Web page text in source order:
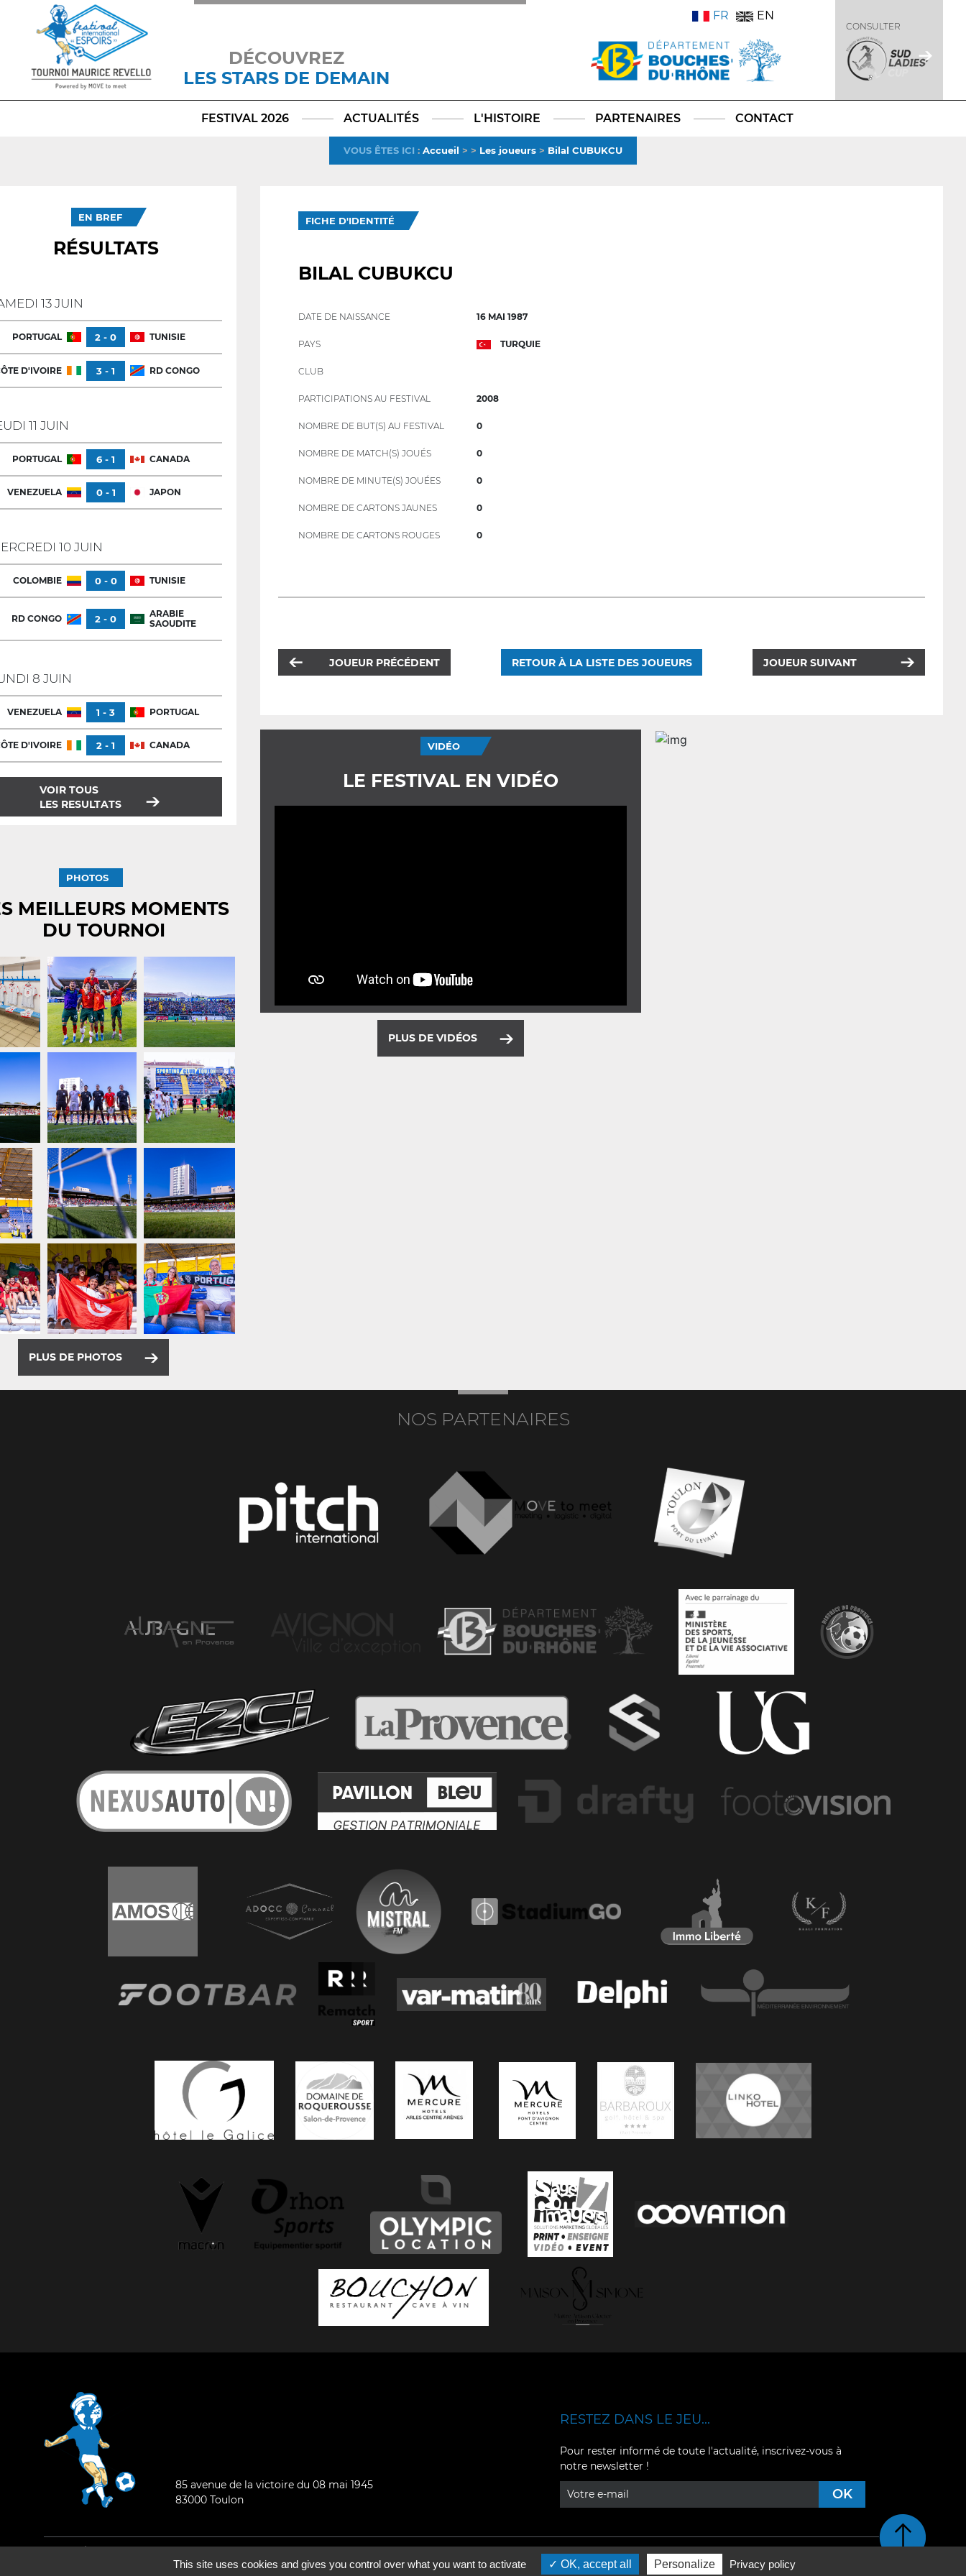
DÉCOUVREZ
LES STARS DE DEMAIN
TikTokLinkedIn
X
FR EN
CONSULTER
FESTIVAL 2026 ACTUALITÉS L'HISTOIRE PARTENAIRES CONTACT
VOUS ÊTES ICI : Accueil > > Les joueurs > Bilal CUBUKCU
EN BREF
RÉSULTATS
13 JUIN
PORTUGAL 2 - 0 TUNISIE
D'IVOIRE 3 - 1 RD CONGO
11 JUIN
PORTUGAL 6 - 1 CANADA
VENEZUELA 0 - 1 JAPON
10 JUIN
COLOMBIE 0 - 0 TUNISIE
RD CONGO 2 - 0
ARABIE
SAOUDITE
8 JUIN
VENEZUELA 1 - 3 PORTUGAL
D'IVOIRE 2 - 1 CANADA
VOIR TOUS
LES RESULTATS
PHOTOS
MEILLEURS MOMENTS
DU TOURNOI
PLUS DE PHOTOS
FICHE D'IDENTITÉ
BILAL CUBUKCU
DATE DE NAISSANCE 16 MAI 1987
PAYS TURQUIE
CLUB
PARTICIPATIONS AU FESTIVAL 2008
NOMBRE DE BUT(S) AU FESTIVAL 0
NOMBRE DE MATCH(S) JOUÉS 0
NOMBRE DE MINUTE(S) JOUÉES 0
NOMBRE DE CARTONS JAUNES 0
NOMBRE DE CARTONS ROUGES 0
JOUEUR PRÉCÉDENT RETOUR À LA LISTE DES JOUEURS JOUEUR SUIVANT
VIDÉO
LE FESTIVAL EN VIDÉO
PLUS DE VIDÉOS
NOS PARTENAIRES
85 avenue de la victoire du 08 mai 1945
83000 Toulon
YouTube
RESTEZ DANS LE JEU...
Pour rester informé de toute l'actualité, inscrivez-vous à
notre newsletter !
Mentions légales-Qui sommes-nous ?
©2026 - Tous droits réservés - Conception :epartenair e
Retour en haut de page
This site uses cookies and gives you control over what you want to activate OK, accept all Personalize Privacy policy